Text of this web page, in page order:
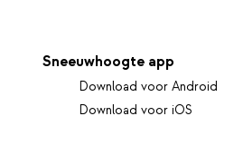
Sneeuwhoogte app
Download voor Android
Download voor iOS